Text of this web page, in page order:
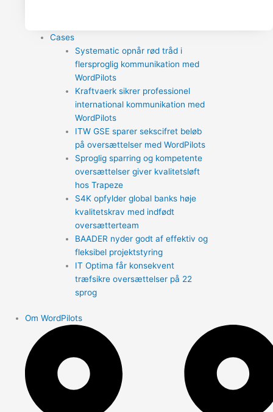
Cases
Systematic opnår rød tråd i
flersproglig kommunikation med
WordPilots
Kraftvaerk sikrer professionel
international kommunikation med
WordPilots
ITW GSE sparer sekscifret beløb
på oversættelser med WordPilots
Sproglig sparring og kompetente
oversættelser giver kvalitetsløft
hos Trapeze
S4K opfylder global banks høje
kvalitetskrav med indfødt
oversætterteam
BAADER nyder godt af effektiv og
fleksibel projektstyring
IT Optima får konsekvent
træfsikre oversættelser på 22
sprog
Om WordPilots